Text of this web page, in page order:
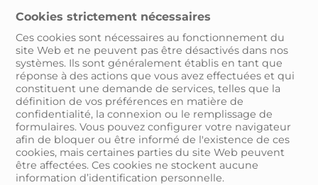
Cookies strictement nécessaires
Ces cookies sont nécessaires au fonctionnement du
site Web et ne peuvent pas être désactivés dans nos
systèmes. Ils sont généralement établis en tant que
réponse à des actions que vous avez effectuées et qui
constituent une demande de services, telles que la
définition de vos préférences en matière de
confidentialité, la connexion ou le remplissage de
formulaires. Vous pouvez configurer votre navigateur
afin de bloquer ou être informé de l'existence de ces
cookies, mais certaines parties du site Web peuvent
être affectées. Ces cookies ne stockent aucune
information d’identification personnelle.